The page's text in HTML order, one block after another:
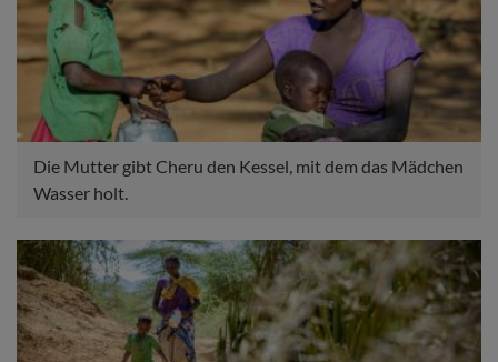
Die Mutter gibt Cheru den Kessel, mit dem das Mädchen
Wasser holt.